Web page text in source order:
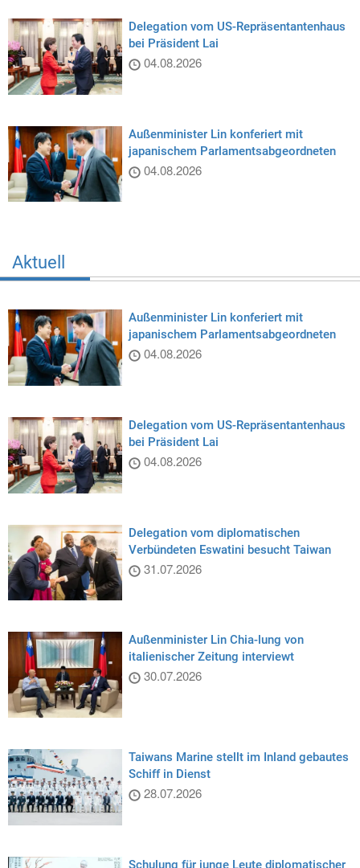
Delegation vom US-Repräsentantenhaus
bei Präsident Lai
04.08.2026
Außenminister Lin konferiert mit
japanischem Parlamentsabgeordneten
04.08.2026
Aktuell
Außenminister Lin konferiert mit
japanischem Parlamentsabgeordneten
04.08.2026
Delegation vom US-Repräsentantenhaus
bei Präsident Lai
04.08.2026
Delegation vom diplomatischen
Verbündeten Eswatini besucht Taiwan
31.07.2026
Außenminister Lin Chia-lung von
italienischer Zeitung interviewt
30.07.2026
Taiwans Marine stellt im Inland gebautes
Schiff in Dienst
28.07.2026
Schulung für junge Leute diplomatischer